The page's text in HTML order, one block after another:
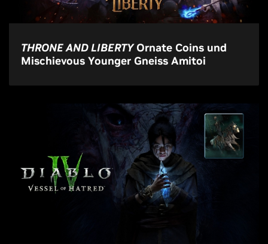
THRONE AND LIBERTYOrnate Coins und
Mischievous Younger Gneiss Amitoi